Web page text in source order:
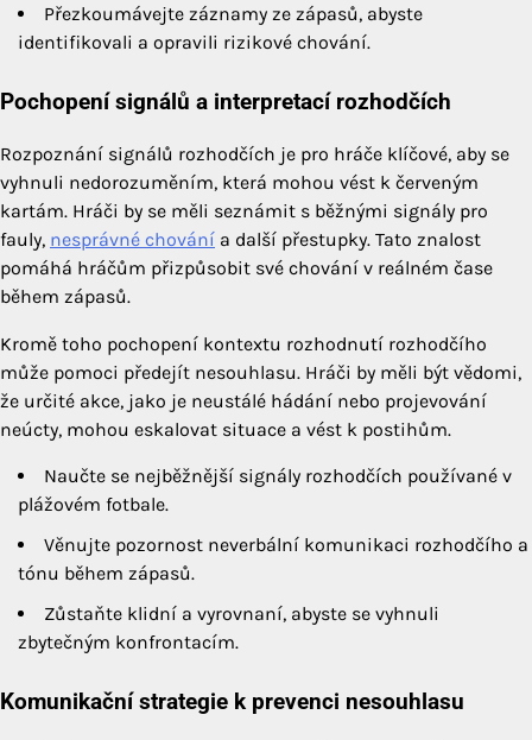
Přezkoumávejte záznamy ze zápasů, abyste
identifikovali a opravili rizikové chování.
Pochopení signálů a interpretací rozhodčích
Rozpoznání signálů rozhodčích je pro hráče klíčové, aby se
vyhnuli nedorozuměním, která mohou vést k červeným
kartám. Hráči by se měli seznámit s běžnými signály pro
fauly, nesprávné chování a další přestupky. Tato znalost
pomáhá hráčům přizpůsobit své chování v reálném čase
během zápasů.
Kromě toho pochopení kontextu rozhodnutí rozhodčího
může pomoci předejít nesouhlasu. Hráči by měli být vědomi,
že určité akce, jako je neustálé hádání nebo projevování
neúcty, mohou eskalovat situace a vést k postihům.
Naučte se nejběžnější signály rozhodčích používané v
plážovém fotbale.
Věnujte pozornost neverbální komunikaci rozhodčího a
tónu během zápasů.
Zůstaňte klidní a vyrovnaní, abyste se vyhnuli
zbytečným konfrontacím.
Komunikační strategie k prevenci nesouhlasu